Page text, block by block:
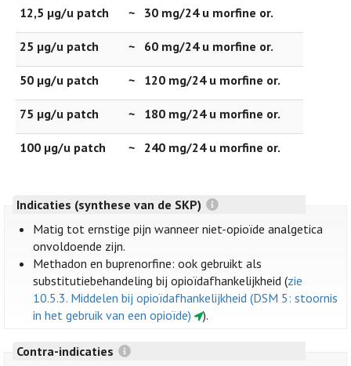
12,5 µg/u patch ~ 30 mg/24 u morfine or.
25 µg/u patch ~ 60 mg/24 u morfine or.
50 µg/u patch ~ 120 mg/24 u morfine or.
75 µg/u patch ~ 180 mg/24 u morfine or.
100 µg/u patch ~ 240 mg/24 u morfine or.
Indicaties (synthese van de SKP)
Matig tot ernstige pijn wanneer niet-opioïde analgetica
onvoldoende zijn.
Methadon en buprenorfine: ook gebruikt als
substitutiebehandeling bij opioïdafhankelijkheid (zie
10.5.3. Middelen bij opioïdafhankelijkheid (DSM 5: stoornis
in het gebruik van een opioïde)
).
Contra-indicaties